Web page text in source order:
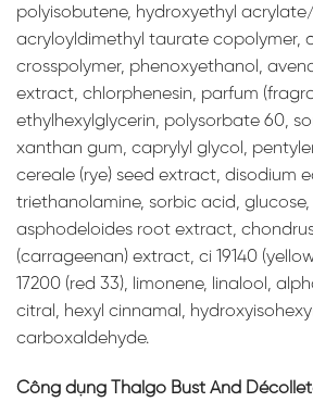
polyisobutene, hydroxyethyl
acryloyldimethyl taurate copolymer,
crosspolymer, phenoxyethanol,
extract, chlorphenesin, parfum
ethylhexylglycerin, polysorbate 60,
xanthan gum, caprylyl glycol,
cereale (rye) seed extract, disodium
triethanolamine, sorbic acid,
asphodeloides root extract,
(carrageenan) extract, ci 19140
17200 (red 33), limonene, linalool,
citral, hexyl cinnamal,
carboxaldehyde.
Công dụng Thalgo Bust And